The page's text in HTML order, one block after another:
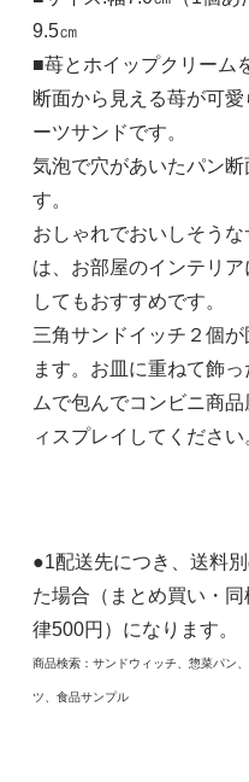
9.5㎝
■苺とホイップクリーム
断面から見える苺が可
ーツサンドです。
気泡で穴があいたパン
す。
おしゃれでおいしそう
は、お部屋のインテリ
してもおすすめです。
三角サンドイッチ２個
ます。お皿に重ねて飾
ムで包んでコンビニ商
ィスプレイしてください
●1配送先につき、送料
た場合（まとめ買い・
律500円）になります。
商品検索：サンドウィッチ、惣菜パン
ツ、食品サンプル